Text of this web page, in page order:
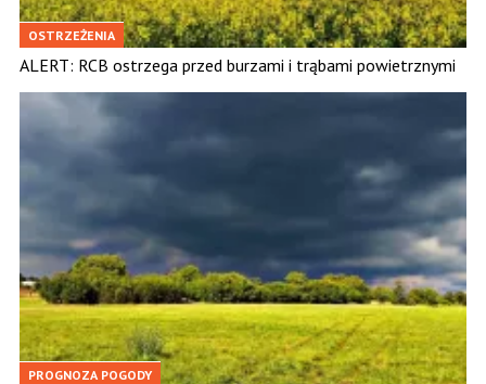
OSTRZEŻENIA
ALERT: RCB ostrzega przed burzami i trąbami powietrznymi
PROGNOZA POGODY